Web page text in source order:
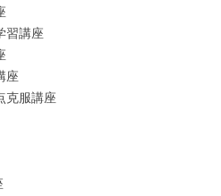
習講座
座
服講座